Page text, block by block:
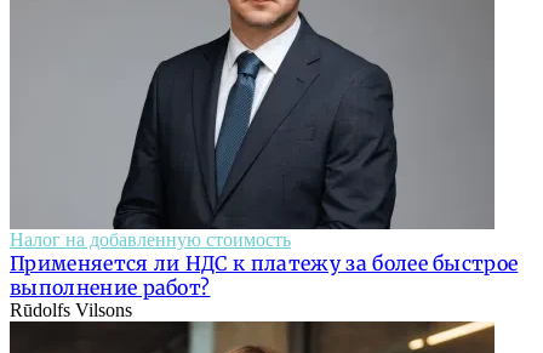
Налог на добавленную стоимость
Применяется ли НДС к платежу за более быстрое
выполнение работ?
Rūdolfs Vilsons